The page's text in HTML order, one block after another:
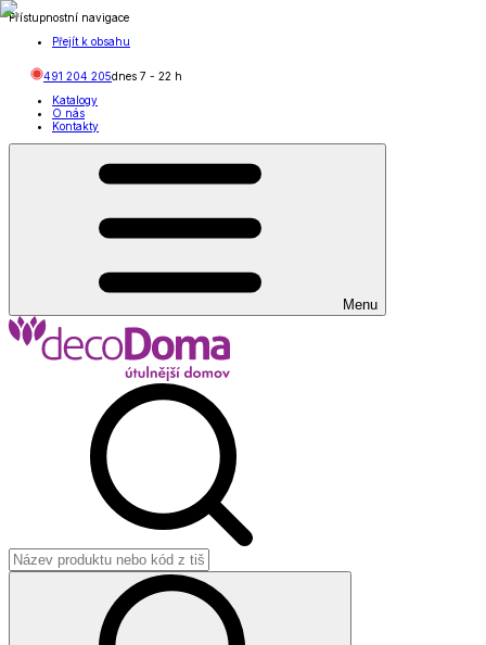
Přístupnostní navigace
Přejít k obsahu
491 204 205dnes 7 - 22 h
Katalogy
O nás
Kontakty
Menu